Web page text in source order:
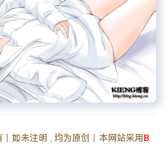
丨如未注明 , 均为原创丨本网站采用 B